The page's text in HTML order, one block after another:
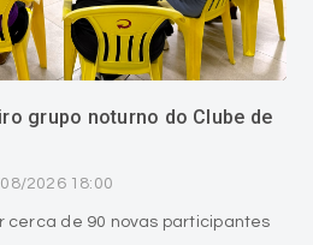
grupo noturno do Clube de
2026 18:00
cerca de 90 novas participantes